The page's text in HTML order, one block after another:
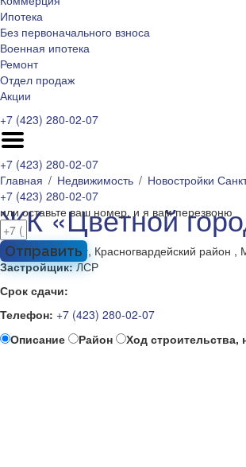
Ипотека
Без первоначального взноса
Военная ипотека
Ремонт
Отдел продаж
Акции
+7 (423) 280-02-07
+7 (423) 280-02-07
Главная
Недвижимость Новостройки
ЖК «Цветной
Санкт-Петербург, Красногвардейский район
Застройщик:ЛСР
Срок сдачи:
Телефон: +7 (423) 280-02-07
Описание
Район Ход строительства,
+7 (423) 280-02-07
или оставьте ваш номер, и я вам перезвоню
Отправить